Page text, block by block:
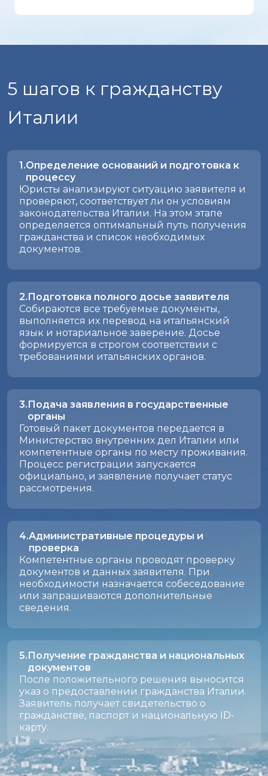
5 шагов к гражданству
Италии
Определение оснований и подготовка к
процессу
Юристы анализируют ситуацию заявителя и
проверяют, соответствует ли он условиям
законодательства Италии. На этом этапе
определяется оптимальный путь получения
гражданства и список необходимых
документов.
Подготовка полного досье заявителя
Собираются все требуемые документы,
выполняется их перевод на итальянский
язык и нотариальное заверение. Досье
формируется в строгом соответствии с
требованиями итальянских органов.
Подача заявления в государственные
органы
Готовый пакет документов передается в
Министерство внутренних дел Италии или
компетентные органы по месту проживания.
Процесс регистрации запускается
официально, и заявление получает статус
рассмотрения.
Административные процедуры и
проверка
Компетентные органы проводят проверку
документов и данных заявителя. При
необходимости назначается собеседование
или запрашиваются дополнительные
сведения.
Получение гражданства и национальных
документов
После положительного решения выносится
указ о предоставлении гражданства Италии.
Заявитель получает свидетельство о
гражданстве, паспорт и национальную ID-
карту.